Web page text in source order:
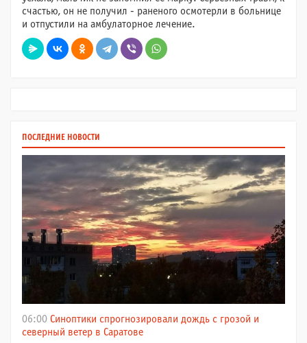
счастью, он не получил - раненого осмотерли в больнице
и отпустили на амбулаторное лечение.
ПОСЛЕДНИЕ НОВОСТИ
06:00 Синоптики спрогнозировали дождь с грозой и
северный ветер в Саратове